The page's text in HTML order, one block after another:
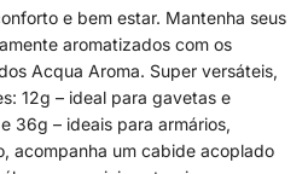
e bem estar. Mantenha seus
aromatizados com os
Acqua Aroma. Super versáteis,
12g – ideal para gavetas e
36g – ideais para armários,
acompanha um cabide acoplado